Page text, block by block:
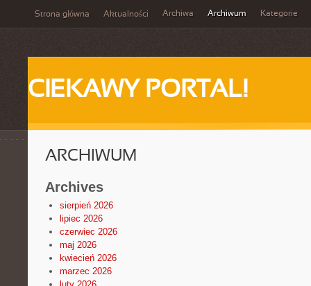
Strona główna Aktualności Archiwa Archiwum Kategorie
CIEKAWY PORTAL!
ARCHIWUM
Archives
sierpień 2026
lipiec 2026
czerwiec 2026
maj 2026
kwiecień 2026
marzec 2026